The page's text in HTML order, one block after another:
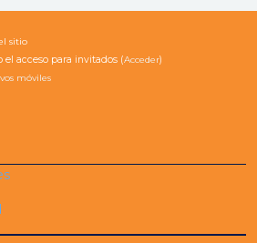
sitio
el acceso para invitados (Acceder)
móviles